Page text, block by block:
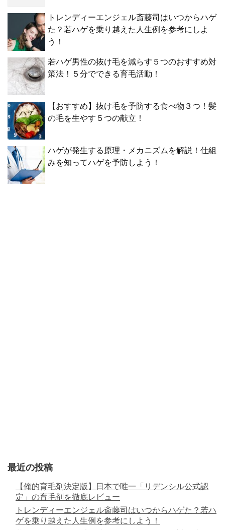
トレンディーエンジェル斎藤司はいつからハゲ
た？若ハゲを乗り越えた人生例を参考にしよ
う！
若ハゲ男性の抜け毛を減らす５つのおすすめ対
策法！５分でできる育毛活動！
【おすすめ】抜け毛を予防する食べ物３つ！髪
の毛を生やす５つの献立！
ハゲが発生する原理・メカニズムを解説！仕組
みを知ってハゲを予防しよう！
最近の投稿
【俺的育毛剤決定版】日本で唯一「リデンシル公式認
定」の育毛剤を徹底レビュー
トレンディーエンジェル斎藤司はいつからハゲた？若ハ
ゲを乗り越えた人生例を参考にしよう！